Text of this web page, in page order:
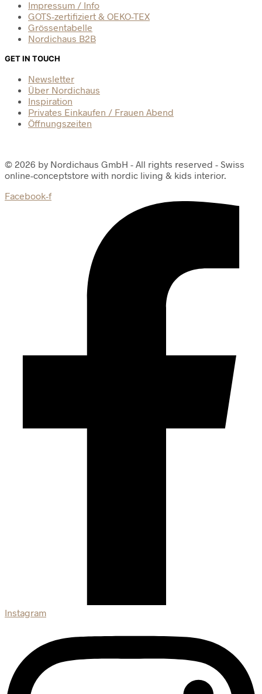
Impressum / Info
GOTS-zertifiziert & OEKO-TEX
Grössentabelle
Nordichaus B2B
GET IN TOUCH
Newsletter
Über Nordichaus
Inspiration
Privates Einkaufen / Frauen Abend
Öffnungszeiten
© 2026 by Nordichaus GmbH - All rights reserved - Swiss
online-conceptstore with nordic living & kids interior.
Facebook-f
Instagram